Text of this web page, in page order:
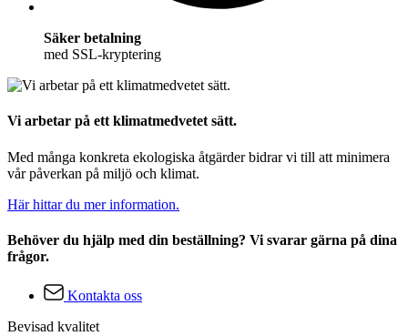
Säker betalning
med SSL-kryptering
Vi arbetar på ett klimatmedvetet sätt.
Med många konkreta ekologiska åtgärder bidrar vi till att minimera
vår påverkan på miljö och klimat.
Här hittar du mer information.
Behöver du hjälp med din beställning? Vi svarar gärna på dina
frågor.
Kontakta oss
Bevisad kvalitet